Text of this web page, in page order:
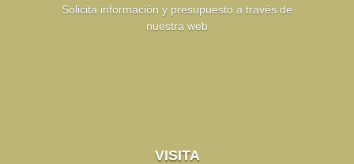
Solicita información y presupuesto a través de
nuestra web
VISITA